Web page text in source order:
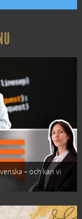
– och kan vi